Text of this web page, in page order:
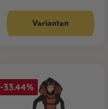
Varianten
-33.44%